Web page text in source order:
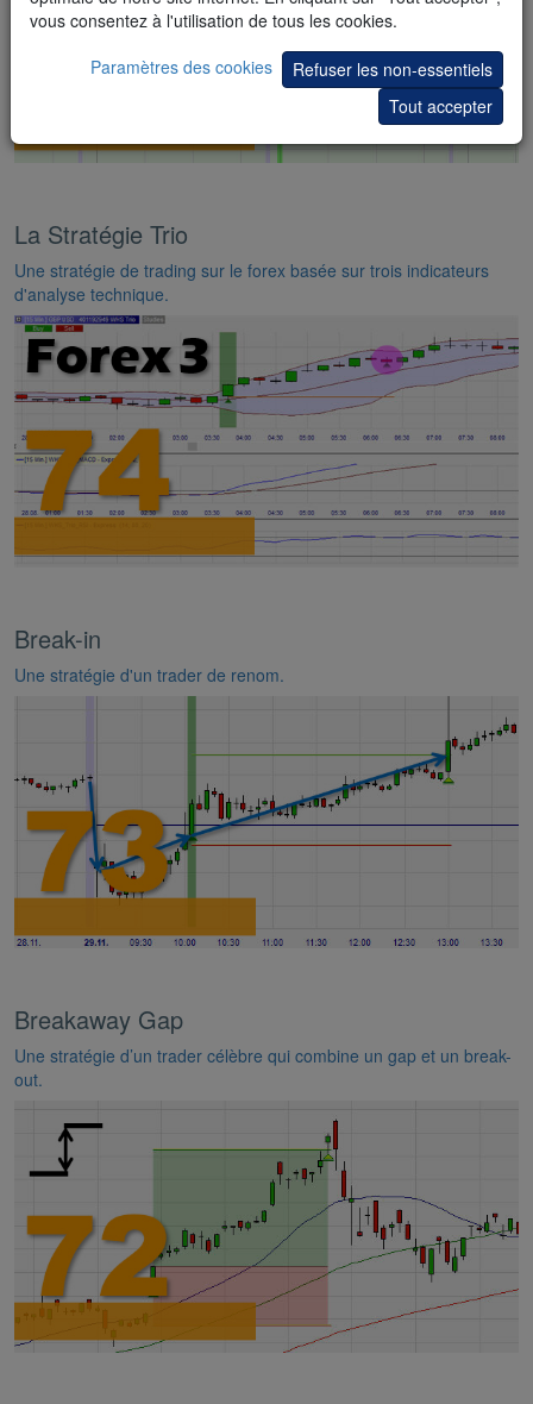
La Stratégie Trio
Une stratégie de trading sur le forex basée sur trois indicateurs
d'analyse technique.
Break-in
Une stratégie d'un trader de renom.
Breakaway Gap
Une stratégie d’un trader célèbre qui combine un gap et un break-
out.
vous consentez à l'utilisation de tous les cookies.
Paramètres des cookies
Refuser les non-essentiels
Tout accepter